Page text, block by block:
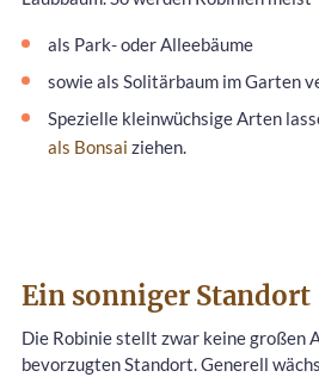
als Park- oder Alleebäume
sowie als Solitärbaum im Garten
Spezielle kleinwüchsige Arten
als Bonsai ziehen.
Ein sonniger Standort
Die Robinie stellt zwar keine großen
bevorzugten Standort. Generell